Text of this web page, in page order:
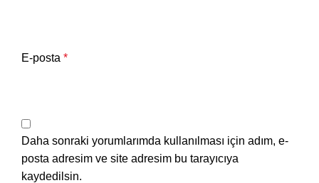
E-posta *
Daha sonraki yorumlarımda kullanılması için adım, e-
posta adresim ve site adresim bu tarayıcıya
kaydedilsin.